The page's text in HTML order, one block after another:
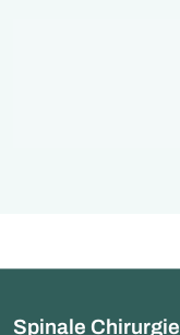
Spinale Chirurgie